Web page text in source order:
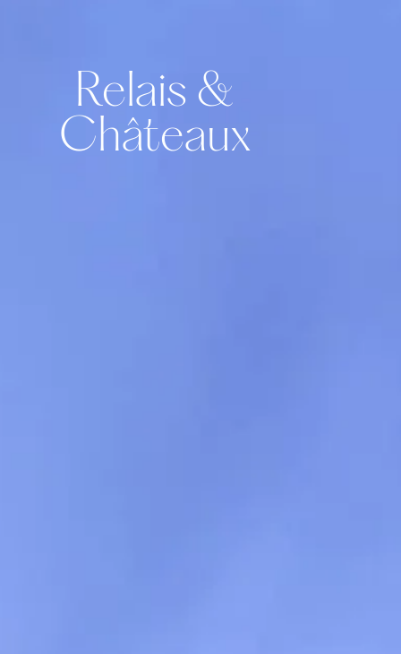
Relais &
Châteaux